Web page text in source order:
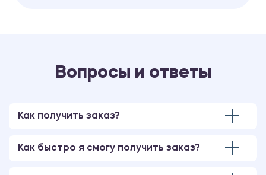
Вопросы и ответы
Как получить заказ?
Как быстро я смогу получить заказ?